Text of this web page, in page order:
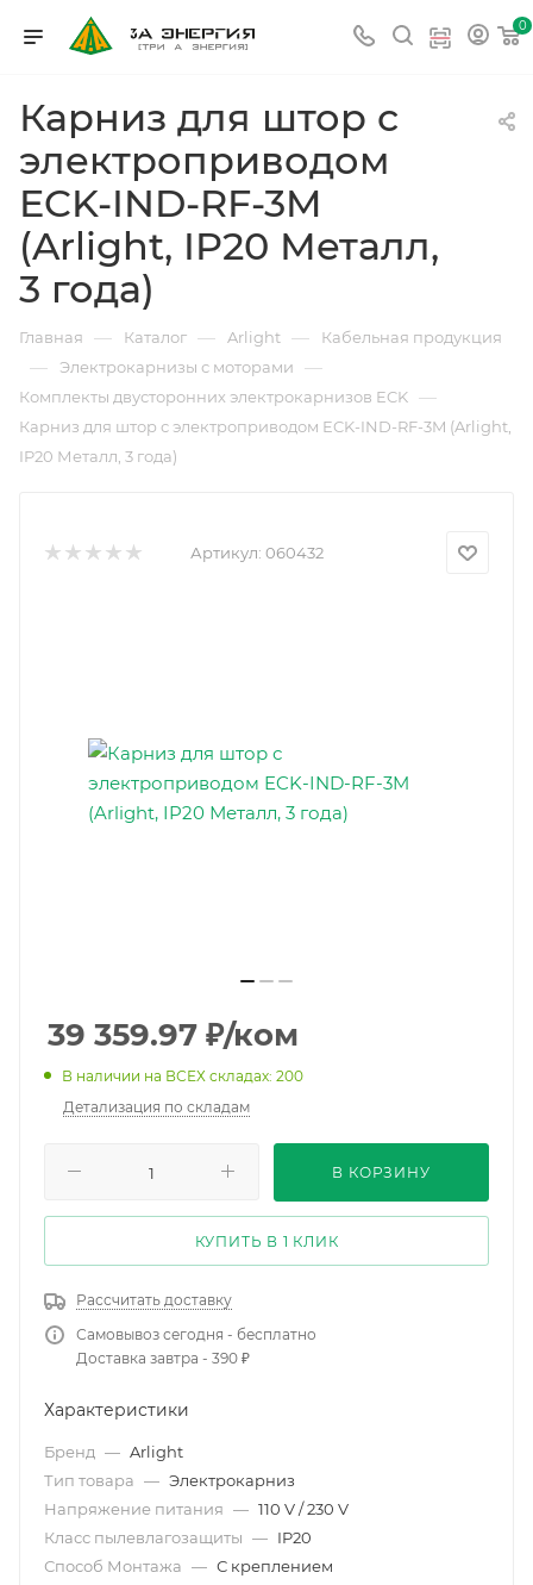
0
Карниз для штор с
электроприводом
ECK-IND-RF-3M
(Arlight, IP20 Металл,
3 года)
Главная — Каталог — Arlight — Кабельная продукция
— Электрокарнизы с моторами —
Комплекты двусторонних электрокарнизов ECK —
Карниз для штор с электроприводом ECK-IND-RF-3M (Arlight,
IP20 Металл, 3 года)
Артикул: 060432
39 359.97 ₽/ком
В наличии на ВСЕХ складах: 200
Детализация по складам
В КОРЗИНУ
КУПИТЬ В 1 КЛИК
Рассчитать доставку
Самовывоз сегодня - бесплатно
Доставка завтра - 390 ₽
Характеристики
Бренд — Arlight
Тип товара — Электрокарниз
Напряжение питания — 110 V / 230 V
Класс пылевлагозащиты — IP20
Способ Монтажа — С креплением